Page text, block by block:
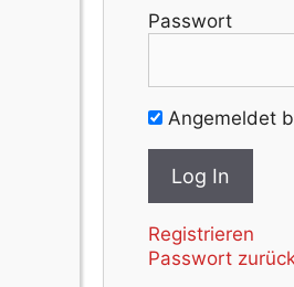
Passwort
Angemeldet
Registrieren
Passwort